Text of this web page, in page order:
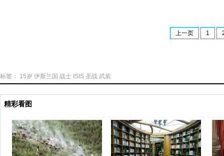
上一页 1
标签： 15岁 伊斯兰国 战士 ISIS 圣战 武装
精彩看图